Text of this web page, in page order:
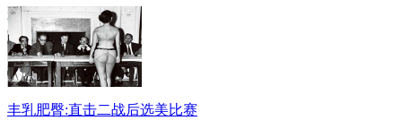
丰乳肥臀:直击二战后选美比赛